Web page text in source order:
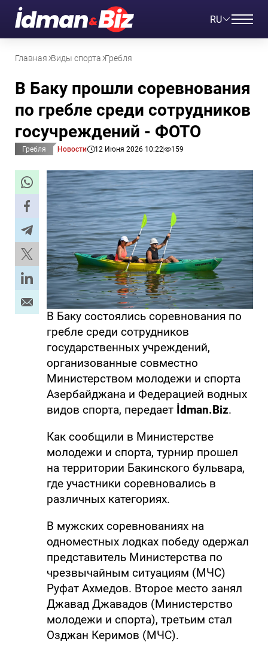
RU
Главная Виды спорта Гребля
В Баку прошли соревнования
по гребле среди сотрудников
госучреждений - ФОТО
Гребля Новости 12 Июня 2026 10:22 159
В Баку состоялись соревнования по
гребле среди сотрудников
государственных учреждений,
организованные совместно
Министерством молодежи и спорта
Азербайджана и Федерацией водных
видов спорта, передает İdman.Biz.
Как сообщили в Министерстве
молодежи и спорта, турнир прошел
на территории Бакинского бульвара,
где участники соревновались в
различных категориях.
В мужских соревнованиях на
одноместных лодках победу одержал
представитель Министерства по
чрезвычайным ситуациям (МЧС)
Руфат Ахмедов. Второе место занял
Джавад Джавадов (Министерство
молодежи и спорта), третьим стал
Озджан Керимов (МЧС).